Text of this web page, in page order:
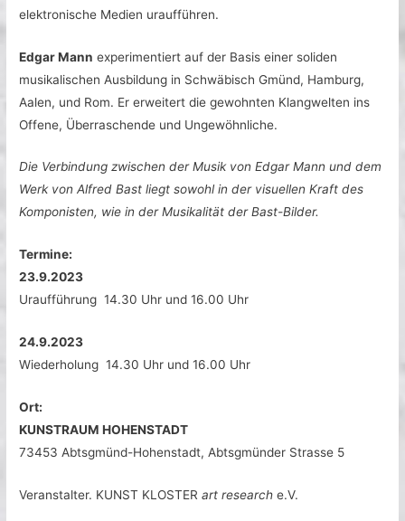
elektronische Medien uraufführen.
Edgar Mann experimentiert auf der Basis einer soliden
musikalischen Ausbildung in Schwäbisch Gmünd, Hamburg,
Aalen, und Rom. Er erweitert die gewohnten Klangwelten ins
Offene, Überraschende und Ungewöhnliche.
Die Verbindung zwischen der Musik von Edgar Mann und dem
Werk von Alfred Bast liegt sowohl in der visuellen Kraft des
Komponisten, wie in der Musikalität der Bast-Bilder.
Termine:
23.9.2023
Uraufführung 14.30 Uhr und 16.00 Uhr
24.9.2023
Wiederholung 14.30 Uhr und 16.00 Uhr
Ort:
KUNSTRAUM HOHENSTADT
73453 Abtsgmünd-Hohenstadt, Abtsgmünder Strasse 5
Veranstalter. KUNST KLOSTERart research e.V.